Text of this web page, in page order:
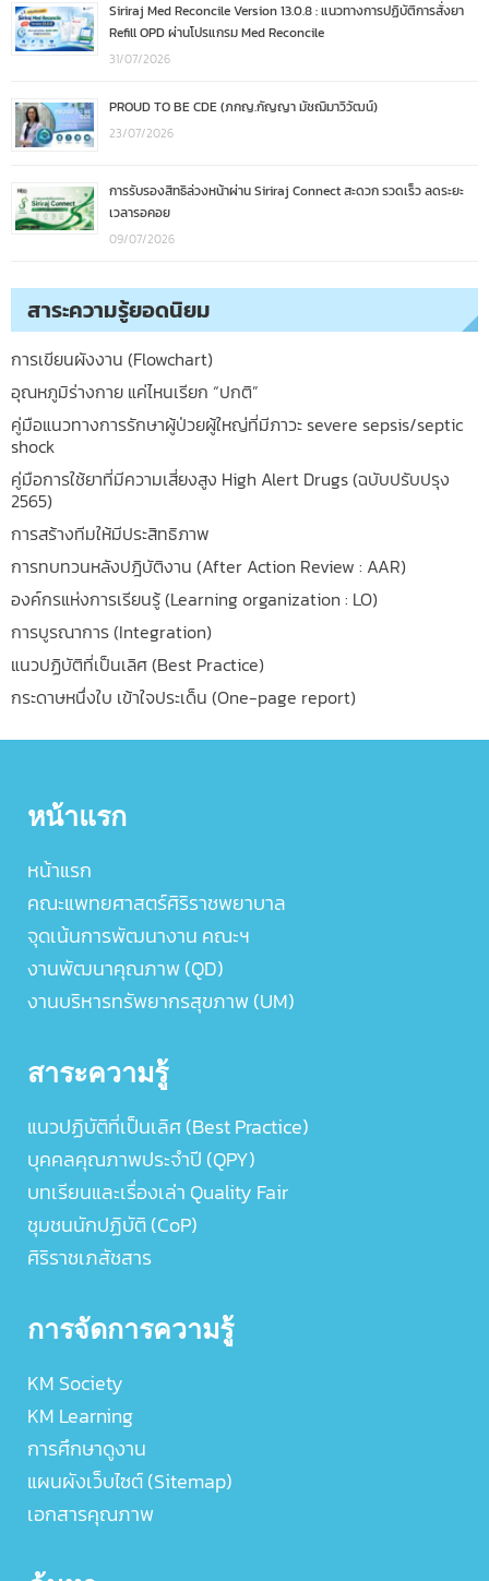
Siriraj Med Reconcile Version 13.0.8 : แนวทางการปฏิบัติการสั่งยา
Refill OPD ผ่านโปรแกรม Med Reconcile
31/07/2026
PROUD TO BE CDE (ภกญ.กัญญา มัชฌิมาวิวัฒน์)
23/07/2026
การรับรองสิทธิล่วงหน้าผ่าน Siriraj Connect สะดวก รวดเร็ว ลดระยะ
เวลารอคอย
09/07/2026
สาระความรู้ยอดนิยม
การเขียนผังงาน (Flowchart)
อุณหภูมิร่างกาย แค่ไหนเรียก “ปกติ”
คู่มือแนวทางการรักษาผู้ป่วยผู้ใหญ่ที่มีภาวะ severe sepsis/septic
shock
คู่มือการใช้ยาที่มีความเสี่ยงสูง High Alert Drugs (ฉบับปรับปรุง
2565)
การสร้างทีมให้มีประสิทธิภาพ
การทบทวนหลังปฎิบัติงาน (After Action Review : AAR)
องค์กรแห่งการเรียนรู้ (Learning organization : LO)
การบูรณาการ (Integration)
แนวปฏิบัติที่เป็นเลิศ (Best Practice)
กระดาษหนึ่งใบ เข้าใจประเด็น (One-page report)
หน้าแรก
หน้าแรก
คณะแพทยศาสตร์ศิริราชพยาบาล
จุดเน้นการพัฒนางาน คณะฯ
งานพัฒนาคุณภาพ (QD)
งานบริหารทรัพยากรสุขภาพ (UM)
สาระความรู้
แนวปฏิบัติที่เป็นเลิศ (Best Practice)
บุคคลคุณภาพประจำปี (QPY)
บทเรียนและเรื่องเล่า Quality Fair
ชุมชนนักปฏิบัติ (CoP)
ศิริราชเภสัชสาร
การจัดการความรู้
KM Society
KM Learning
การศึกษาดูงาน
แผนผังเว็บไซต์ (Sitemap)
เอกสารคุณภาพ